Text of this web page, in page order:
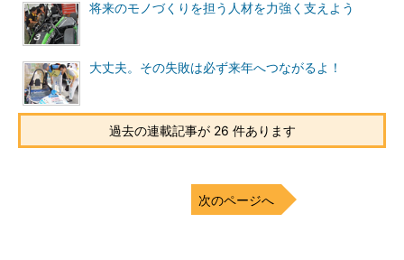
将来のモノづくりを担う人材を力強く支えよう
大丈夫。その失敗は必ず来年へつながるよ！
過去の連載記事が 26 件あります
次のページへ